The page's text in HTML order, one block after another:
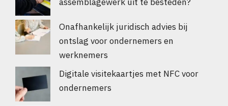
Onafhankelijk juridisch advies bij
ontslag voor ondernemers en
werknemers
Digitale visitekaartjes met NFC voor
ondernemers